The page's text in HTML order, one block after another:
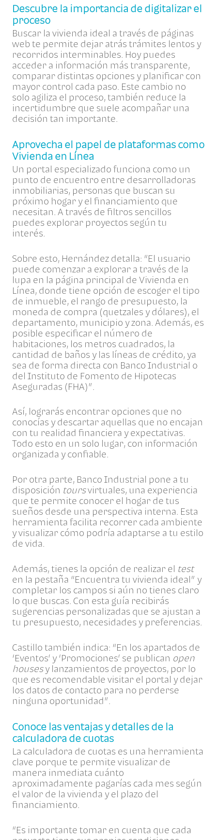
Descubre la importancia de digitalizar el
proceso
Buscar la vivienda ideal a través de páginas
web te permite dejar atrás trámites lentos y
recorridos interminables. Hoy puedes
acceder a información más transparente,
comparar distintas opciones y planificar con
mayor control cada paso. Este cambio no
solo agiliza el proceso, también reduce la
incertidumbre que suele acompañar una
decisión tan importante.
Aprovecha el papel de plataformas como
Vivienda en Línea
Un portal especializado funciona como un
punto de encuentro entre desarrolladoras
inmobiliarias, personas que buscan su
próximo hogar y el financiamiento que
necesitan. A través de filtros sencillos
puedes explorar proyectos según tu
interés.
Sobre esto, Hernández detalla: “El usuario
puede comenzar a explorar a través de la
lupa en la página principal de Vivienda en
Línea, donde tiene opción de escoger el tipo
de inmueble, el rango de presupuesto, la
moneda de compra (quetzales y dólares), el
departamento, municipio y zona. Además, es
posible especificar el número de
habitaciones, los metros cuadrados, la
cantidad de baños y las líneas de crédito, ya
sea de forma directa con Banco Industrial o
del Instituto de Fomento de Hipotecas
Aseguradas (FHA)”.
Así, lograrás encontrar opciones que no
conocías y descartar aquellas que no encajan
con tu realidad financiera y expectativas.
Todo esto en un solo lugar, con información
organizada y confiable.
Por otra parte, Banco Industrial pone a tu
disposición toursvirtuales, una experiencia
que te permite conocer el hogar de tus
sueños desde una perspectiva interna. Esta
herramienta facilita recorrer cada ambiente
y visualizar cómo podría adaptarse a tu estilo
de vida.
Además, tienes la opción de realizar el test
en la pestaña “Encuentra tu vivienda ideal” y
completar los campos si aún no tienes claro
lo que buscas. Con esta guía recibirás
sugerencias personalizadas que se ajustan a
tu presupuesto, necesidades y preferencias.
Castillo también indica: “En los apartados de
‘Eventos’ y ‘Promociones’ se publican open
housesy lanzamientos de proyectos, por lo
que es recomendable visitar el portal y dejar
los datos de contacto para no perderse
ninguna oportunidad”.
Conoce las ventajas y detalles de la
calculadora de cuotas
La calculadora de cuotas es una herramienta
clave porque te permite visualizar de
manera inmediata cuánto
aproximadamente pagarías cada mes según
el valor de la vivienda y el plazo del
financiamiento.
“Es importante tomar en cuenta que cada